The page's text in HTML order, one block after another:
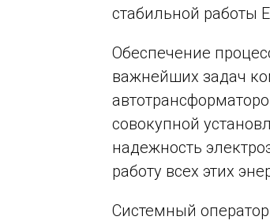
стабильной работы
Обеспечение
важнейших задач
совокупной
надежность
работу всех этих
Системный